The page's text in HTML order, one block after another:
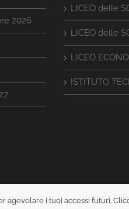
2026
LICEO delle
LICEO delle
LICEO
ISTITUTO
agevolare i tuoi accessi futuri.